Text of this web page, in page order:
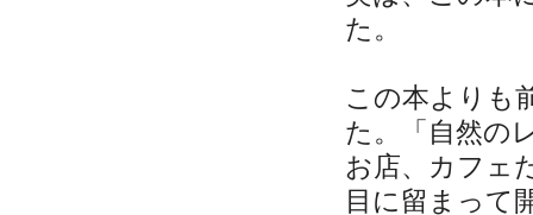
た。
この本よりも
た。「自然の
お店、カフェ
目に留まって